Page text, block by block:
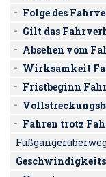
Folge des
Gilt das
Absehen vom
Wirksamkeit
Fristbeginn
Fahren trotz